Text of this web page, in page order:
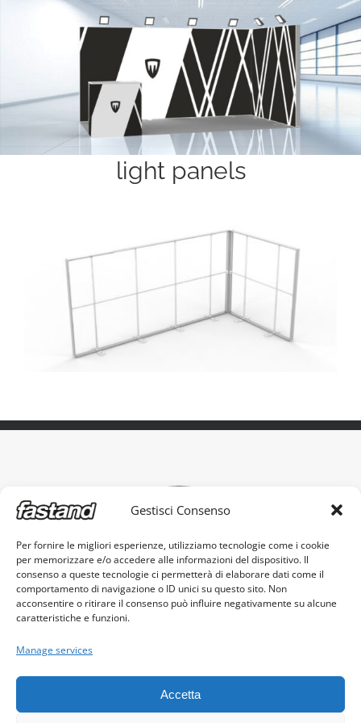
Gestisci Consenso
Per fornire le migliori esperienze, utilizziamo tecnologie come i cookie
per memorizzare e/o accedere alle informazioni del dispositivo. Il
consenso a queste tecnologie ci permetterà di elaborare dati come il
comportamento di navigazione o ID unici su questo sito. Non
acconsentire o ritirare il consenso può influire negativamente su alcune
caratteristiche e funzioni.
Manage services
Accetta
light panels
The original portable stand, made in Italy
2026 |Cookie Policy